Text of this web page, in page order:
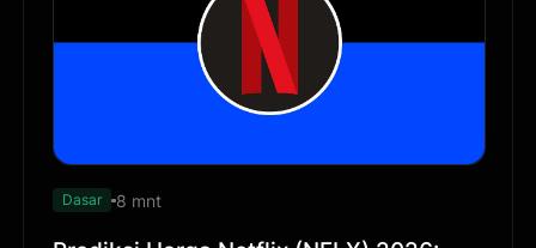
Dasar 8 mnt